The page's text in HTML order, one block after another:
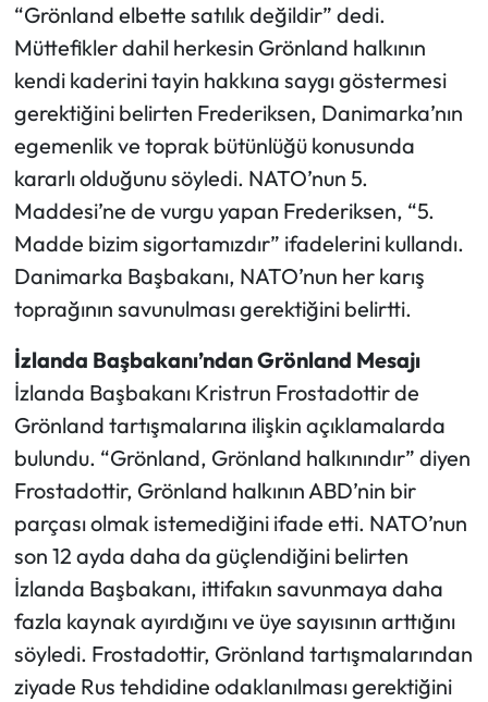
“Grönland elbette satılık değildir” dedi.
Müttefikler dahil herkesin Grönland halkının
kendi kaderini tayin hakkına saygı göstermesi
gerektiğini belirten Frederiksen, Danimarka’nın
egemenlik ve toprak bütünlüğü konusunda
kararlı olduğunu söyledi. NATO’nun 5.
Maddesi’ne de vurgu yapan Frederiksen, “5.
Madde bizim sigortamızdır” ifadelerini kullandı.
Danimarka Başbakanı, NATO’nun her karış
toprağının savunulması gerektiğini belirtti.
İzlanda Başbakanı’ndan Grönland Mesajı
İzlanda Başbakanı Kristrun Frostadottir de
Grönland tartışmalarına ilişkin açıklamalarda
bulundu. “Grönland, Grönland halkınındır” diyen
Frostadottir, Grönland halkının ABD’nin bir
parçası olmak istemediğini ifade etti. NATO’nun
son 12 ayda daha da güçlendiğini belirten
İzlanda Başbakanı, ittifakın savunmaya daha
fazla kaynak ayırdığını ve üye sayısının arttığını
söyledi. Frostadottir, Grönland tartışmalarından
ziyade Rus tehdidine odaklanılması gerektiğini